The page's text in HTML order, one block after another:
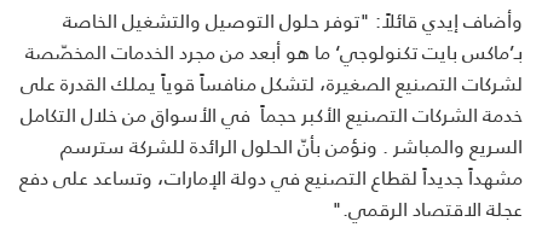
وأضاف إيدي قائلاً: "توفر حلول التوصيل والتشغيل الخاصة
بـ’ماكس بايت تكنولوجي‘ ما هو أبعد من مجرد الخدمات المخصّصة
لشركات التصنيع الصغيرة، لتشكل منافساً قوياً يملك القدرة على
خدمة الشركات التصنيع الأكبر حجماً في الأسواق من خلال التكامل
السريع والمباشر . ونؤمن بأنّ الحلول الرائدة للشركة سترسم
مشهداً جديداً لقطاع التصنيع في دولة الإمارات، وتساعد على دفع
عجلة الاقتصاد الرقمي".